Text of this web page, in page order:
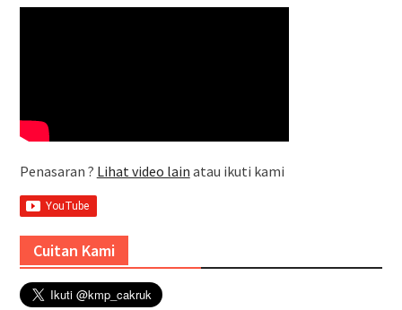
Penasaran ? Lihat video lain atau ikuti kami
Cuitan Kami